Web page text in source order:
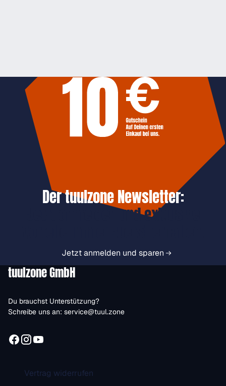
Der tuulzone Newsletter:
Jetzt anmelden und exklusive
Jetzt anmelden und sparen
tuulzone GmbH
Du brauchst Unterstützung?
Schreibe uns an: service@tuul.zone
Vertrag widerrufen